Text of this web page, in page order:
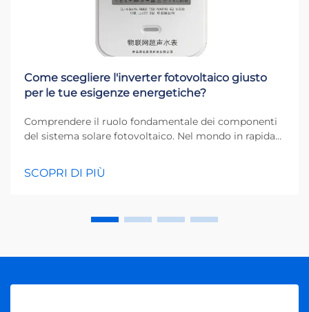
Come scegliere l'inverter fotovoltaico giusto
per le tue esigenze energetiche?
Comprendere il ruolo fondamentale dei componenti
del sistema solare fotovoltaico. Nel mondo in rapida
fotovoltaici rappresentano il cuore di qualsiasi
sistema solare. Questi dispositivi essenziali
SCOPRI DI PIÙ